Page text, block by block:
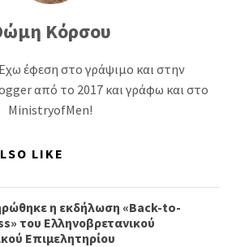
Κόρσου
έφεση στο γράψιμο και στην
από το 2017 και γράφω και στο
MinistryofMen!
LIKE
η εκδήλωση «Back-to-
του Ελληνοβρετανικού
Επιμελητηρίου